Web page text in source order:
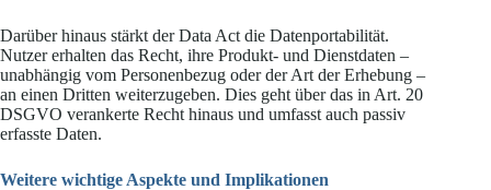
Darüber hinaus stärkt der Data Act die Datenportabilität.
Nutzer erhalten das Recht, ihre Produkt- und Dienstdaten –
unabhängig vom Personenbezug oder der Art der Erhebung –
an einen Dritten weiterzugeben. Dies geht über das in Art. 20
DSGVO verankerte Recht hinaus und umfasst auch passiv
erfasste Daten.
Weitere wichtige Aspekte und Implikationen